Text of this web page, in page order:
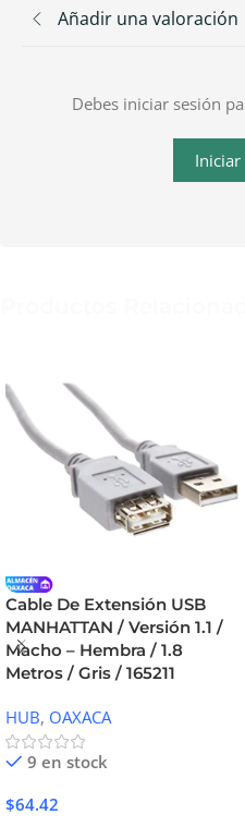
Añadir una valoración
Debes iniciar sesión
Iniciar
Cable De Extensión USB
MANHATTAN / Versión 1.1 /
Macho – Hembra / 1.8
Metros / Gris / 165211
HUB, OAXACA
9 en stock
$64.42